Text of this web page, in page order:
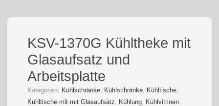
KSV-1370G Kühltheke mit
Glasaufsatz und
Arbeitsplatte
Kategorien: Kühlschränke Kühlschränke Kühltische
Kühltische mit mit Glasaufsatz
Kühlung Kühlvitrinen